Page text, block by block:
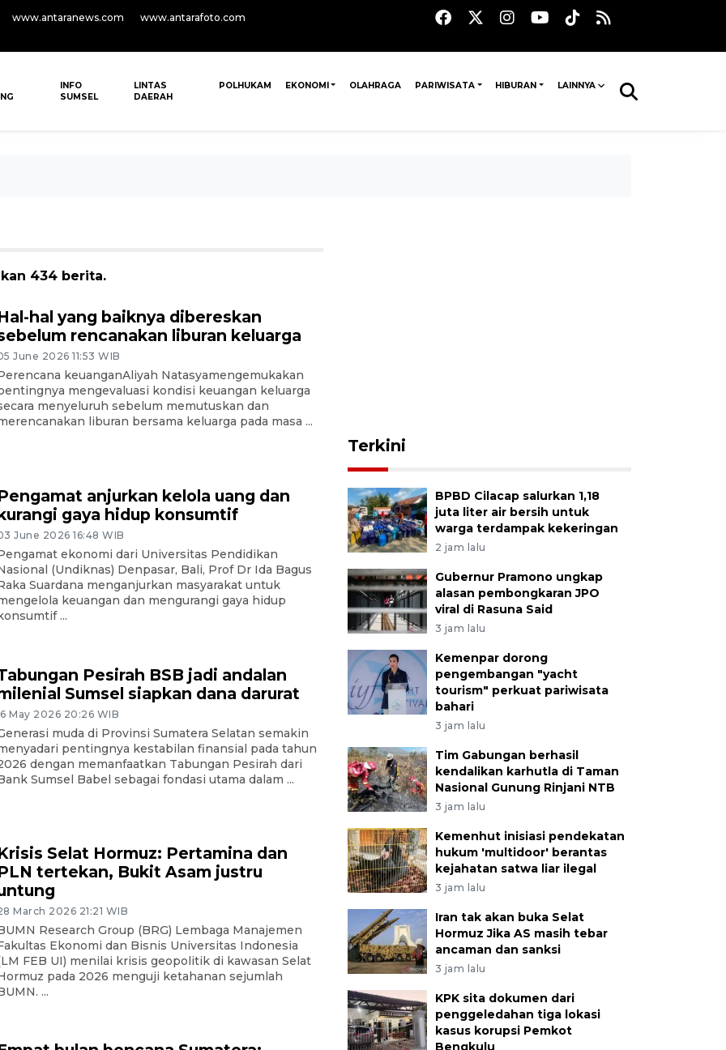
www.antaranews.com www.antarafoto.com
INFO
SUMSEL
LINTAS
DAERAH
POLHUKAM EKONOMI OLAHRAGA PARIWISATA HIBURAN LAINNYA
434 berita.
hal yang baiknya dibereskan
rencanakan liburan keluarga
June 2026 11:53 WIB
keuanganAliyah Natasyamengemukakan
mengevaluasi kondisi keuangan keluarga
menyeluruh sebelum memutuskan dan
liburan bersama keluarga pada masa ...
anjurkan kelola uang dan
gaya hidup konsumtif
June 2026 16:48 WIB
ekonomi dari Universitas Pendidikan
(Undiknas) Denpasar, Bali, Prof Dr Ida Bagus
Suardana menganjurkan masyarakat untuk
keuangan dan mengurangi gaya hidup
...
Pesirah BSB jadi andalan
Sumsel siapkan dana darurat
May 2026 20:26 WIB
muda di Provinsi Sumatera Selatan semakin
pentingnya kestabilan finansial pada tahun
dengan memanfaatkan Tabungan Pesirah dari
Sumsel Babel sebagai fondasi utama dalam ...
Selat Hormuz: Pertamina dan
tertekan, Bukit Asam justru
March 2026 21:21 WIB
Research Group (BRG) Lembaga Manajemen
Ekonomi dan Bisnis Universitas Indonesia
FEB UI) menilai krisis geopolitik di kawasan Selat
pada 2026 menguji ketahanan sejumlah
...
Terkini
BPBD Cilacap salurkan 1,18
juta liter air bersih untuk
warga terdampak kekeringan
2 jam lalu
Gubernur Pramono ungkap
alasan pembongkaran JPO
viral di Rasuna Said
3 jam lalu
Kemenpar dorong
pengembangan "yacht
tourism" perkuat pariwisata
bahari
3 jam lalu
Tim Gabungan berhasil
kendalikan karhutla di Taman
Nasional Gunung Rinjani NTB
3 jam lalu
Kemenhut inisiasi pendekatan
hukum 'multidoor' berantas
kejahatan satwa liar ilegal
3 jam lalu
Iran tak akan buka Selat
Hormuz Jika AS masih tebar
ancaman dan sanksi
3 jam lalu
KPK sita dokumen dari
penggeledahan tiga lokasi
kasus korupsi Pemkot
Bengkulu